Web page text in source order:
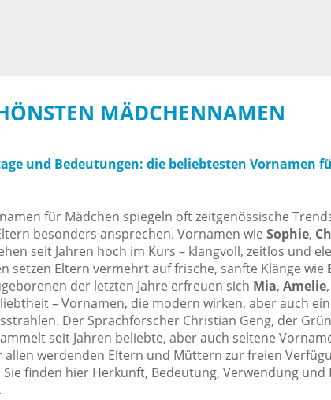
MÄDCHENNAMEN
und Bedeutungen: die beliebtesten Vornamen
für Mädchen spiegeln oft zeitgenössische
besonders ansprechen. Vornamen wie Sophie,
seit Jahren hoch im Kurs – klangvoll, zeitlos und
setzen Eltern vermehrt auf frische, sanfte Klänge wie
der letzten Jahre erfreuen sich Mia, Amelie
– Vornamen, die modern wirken, aber auch
Der Sprachforscher Christian Geng, der
seit Jahren beliebte, aber auch seltene
allen werdenden Eltern und Müttern zur freien
finden hier Herkunft, Bedeutung, Verwendung und